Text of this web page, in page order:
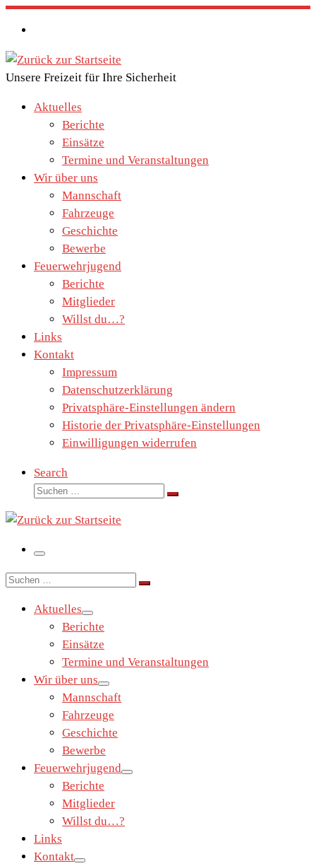
Zum
Inhalt
springen
Unsere Freizeit für Ihre Sicherheit
Aktuelles
Berichte
Einsätze
Termine und Veranstaltungen
Wir über uns
Mannschaft
Fahrzeuge
Geschichte
Bewerbe
Feuerwehrjugend
Berichte
Mitglieder
Willst du…?
Links
Kontakt
Impressum
Datenschutzerklärung
Privatsphäre-Einstellungen ändern
Historie der Privatsphäre-Einstellungen
Einwilligungen widerrufen
Search
Suche
Suchen …
Menü
Suche
Suchen …
Aktuelles
Berichte
Einsätze
Termine und Veranstaltungen
Wir über uns
Mannschaft
Fahrzeuge
Geschichte
Bewerbe
Feuerwehrjugend
Berichte
Mitglieder
Willst du…?
Links
Kontakt